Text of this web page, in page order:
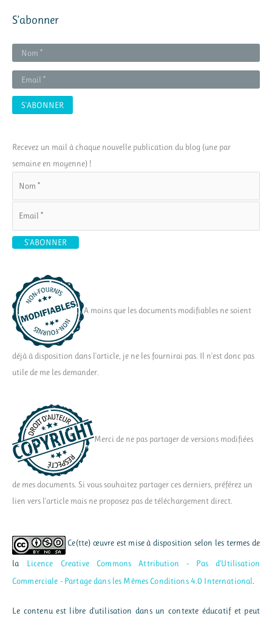
S’abonner
Recevez un mail à chaque nouvelle publication du blog (une par
semaine en moyenne) !
A moins que les documents modifiables ne soient
déjà à disposition dans l'article, je ne les fournirai pas. Il n'est donc pas
utile de me les demander.
Merci de ne pas partager de versions modifiées
de mes documents. Si vous souhaitez partager ces derniers, préférez un
lien vers l'article mais ne proposez pas de téléchargement direct.
Ce(tte) œuvre est mise à disposition selon les termes de
la Licence Creative Commons Attribution - Pas d’Utilisation
Commerciale - Partage dans les Mêmes Conditions 4.0 International
Le contenu est libre d'utilisation dans un contexte éducatif et peut